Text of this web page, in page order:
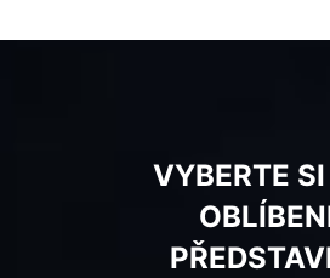
VYBERTE